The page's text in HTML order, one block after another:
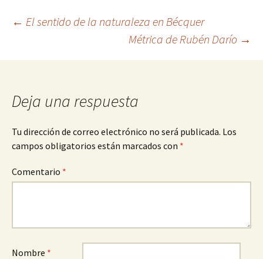
Navegación
de
entradas
← El sentido de la naturaleza en Bécquer
Métrica de Rubén Darío →
Deja una respuesta
Tu dirección de correo electrónico no será publicada. Los
campos obligatorios están marcados con *
Comentario *
Nombre *